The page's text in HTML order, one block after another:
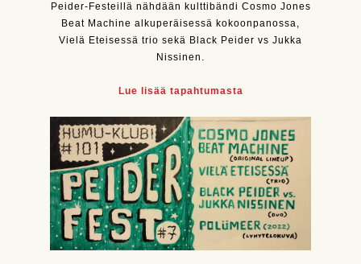
Peider-Festeillä nähdään kulttibändi Cosmo Jones
Beat Machine alkuperäisessä kokoonpanossa,
Vielä Eteisessä trio sekä Black Peider vs Jukka
Nissinen.
Lue lisää tapahtumasta